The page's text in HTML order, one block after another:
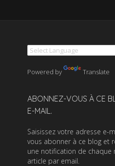
Powered by Translate
ABONNEZ-VOUS À CE
E-MAIL.
Saisissez votre adresse e-
vous abonner à ce blog et
une notification de chaque
article par email.